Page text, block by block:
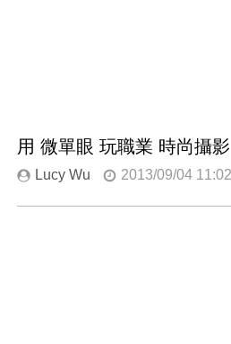
用 微單眼 玩職業 時尚攝
Lucy Wu 2013/09/04 11:02